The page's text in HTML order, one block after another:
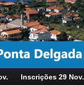
Inscrições 29 Nov.